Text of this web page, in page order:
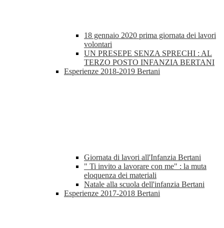
18 gennaio 2020 prima giornata dei lavori
volontari
UN PRESEPE SENZA SPRECHI : AL
TERZO POSTO INFANZIA BERTANI
Esperienze 2018-2019 Bertani
Giornata di lavori all'Infanzia Bertani
" Ti invito a lavorare con me" : la muta
eloquenza dei materiali
Natale alla scuola dell'infanzia Bertani
Esperienze 2017-2018 Bertani